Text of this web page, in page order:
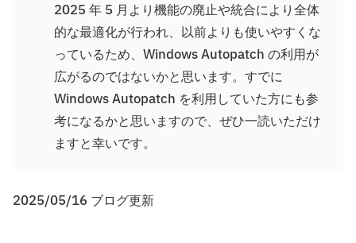
2025 年 5 月より機能の廃止や統合により全体
的な最適化が行われ、以前よりも使いやすくな
っているため、Windows Autopatch の利用が
広がるのではないかと思います。すでに
Windows Autopatch を利用していた方にも参
考になるかと思いますので、ぜひ一読いただけ
ますと幸いです。
2025/05/16 ブログ更新